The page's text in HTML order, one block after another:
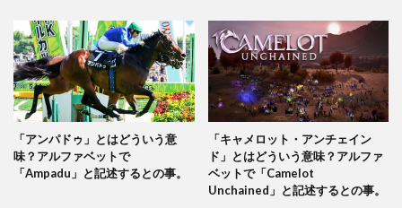
「アンパドゥ」とはどういう意
味？アルファベットで
「Ampadu」と記述するとの事。
「キャメロット・アンチェイン
ド」とはどういう意味？アルファ
ベットで「Camelot
Unchained」と記述するとの事。